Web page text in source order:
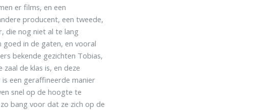
er films, en een
producent, een tweede,
die nog niet al te lang
goed in de gaten, en vooral
bekende gezichten Tobias,
de klas is, en deze
een geraffineerde manier
snel op de hoogte te
bang voor dat ze zich op de